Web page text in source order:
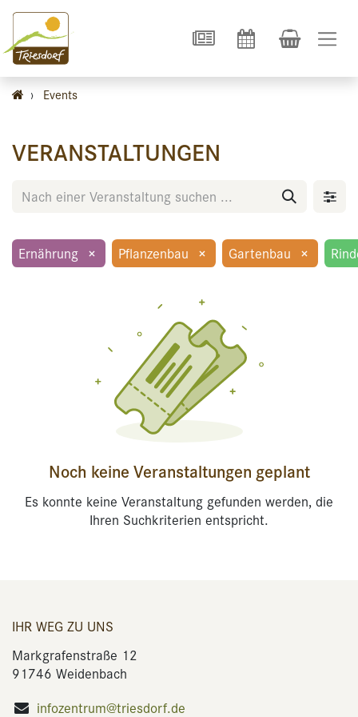
› Events
VERANSTALTUNGEN
Ernährung × Pflanzenbau × Gartenbau ×
Noch keine Veranstaltungen geplant
Es konnte keine Veranstaltung gefunden werden, die
Ihren Suchkriterien entspricht.
IHR WEG ZU UNS
Markgrafenstraße 12
91746 Weidenbach
infozentrum@triesdorf.de